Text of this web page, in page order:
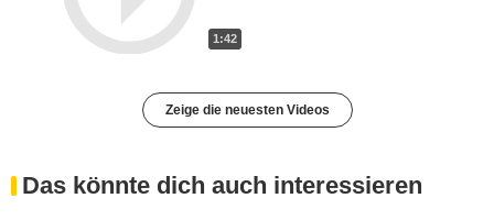
1:42
Zeige die neuesten Videos
Das könnte dich auch interessieren